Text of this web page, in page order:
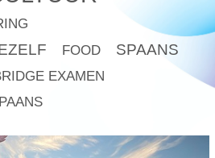
FOOD SPAANS
EXAMEN